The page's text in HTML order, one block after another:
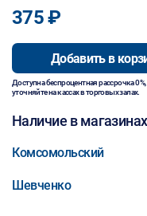
375 ₽
Добавить в
Доступна беспроцентная рассрочка
уточняйте на кассах в торговых залах.
Наличие в магазинах
Комсомольский
Шевченко